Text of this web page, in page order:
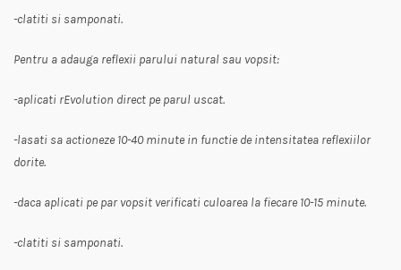
-clatiti si samponati.
Pentru a adauga reflexii parului natural sau vopsit:
-aplicati rEvolution direct pe parul uscat.
-lasati sa actioneze 10-40 minute in functie de intensitatea reflexiilor
dorite.
-daca aplicati pe par vopsit verificati culoarea la fiecare 10-15 minute.
-clatiti si samponati.